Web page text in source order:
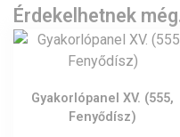
Érdekelhetnek
Gyakorlópanel XV. (555,
Fenyődísz)